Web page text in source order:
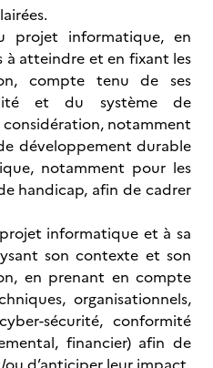
projet informatique, en
atteindre et en fixant les
compte tenu de ses
et du système de
notamment
développement durable
notamment pour les
handicap, afin de cadrer
informatique et à sa
son contexte et son
en prenant en compte
organisationnels,
sécurité, conformité
financier) afin de